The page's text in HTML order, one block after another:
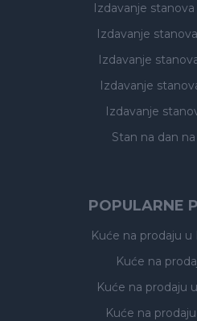
Izdavanje stanova
Izdavanje stanova
Izdavanje
Izdavanje
Izdavanje
Stan na dan
POPULARNE
Kuće na prodaju u
Kuće na
Kuće na prodaju
Kuće na prodaju